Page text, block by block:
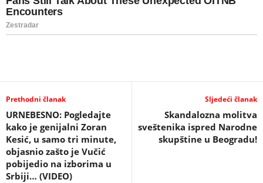
Prethodni članak
URNEBESNO: Pogledajte
kako je genijalni Zoran
Kesić, u samo tri minute,
objasnio zašto je Vučić
pobijedio na izborima u
Srbiji… (VIDEO)
Sljedeći članak
Skandalozna molitva
sveštenika ispred Narodne
skupštine u Beogradu!